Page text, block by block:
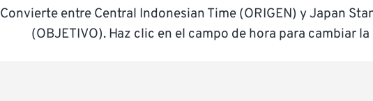
Convierte entre Central Indonesian Time (ORIGEN) y Japan
(OBJETIVO). Haz clic en el campo de hora para cambiar la